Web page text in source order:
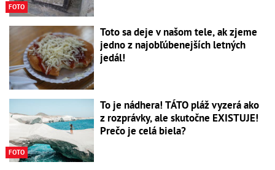
FOTO
Toto sa deje v našom tele, ak zjeme
jedno z najobľúbenejších letných
jedál!
FOTO
To je nádhera! TÁTO pláž vyzerá ako
z rozprávky, ale skutočne EXISTUJE!
Prečo je celá biela?